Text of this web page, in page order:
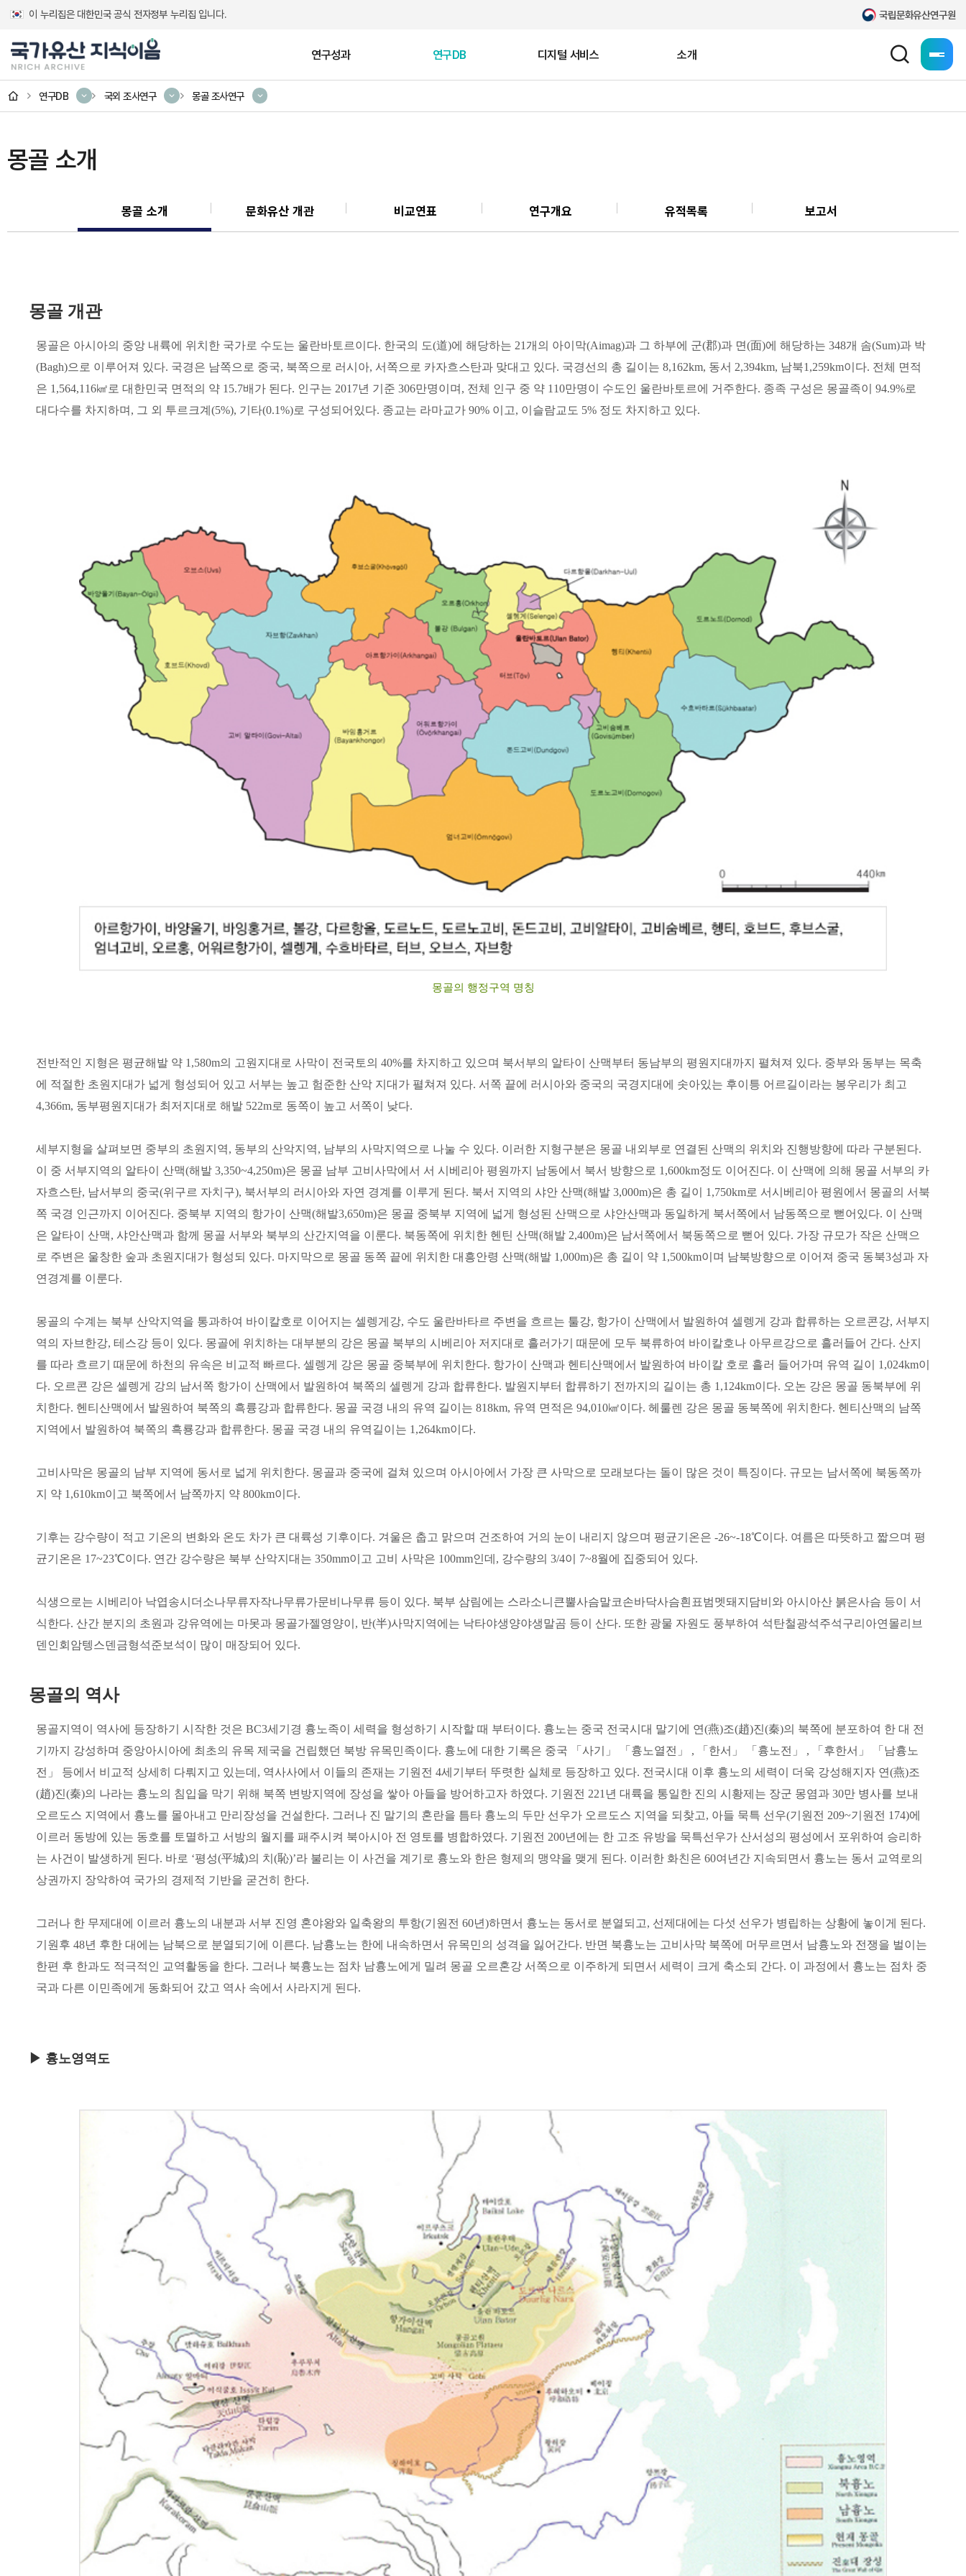
이 누리집은 대한민국 공식 전자정부 누리집 입니다. 국립문화유산연구원
연구성과
연구성과
연구DB
연구DB
북한 문화유산 조사연구 석조문화유산 보존관리 신라 문화유적
영산강유역 대형옹관 영산강유역 지석묘
한국고고학저널
향교건축
디지털 서비스
디지털 서비스
소개
소개
누리집
홈 연구DB 국외 조사연구 몽골 조사연구
몽골 소개
몽골 소개 문화유산 개관 비교연표 연구개요 유적목록 보고서
몽골 개관
몽골은 아시아의 중앙 내륙에 위치한 국가로 수도는 울란바토르이다. 한국의 도(道)에 해당하는 21개의 아이막(Aimag)과 그 하부에 군(郡)과 면(面)에 해당하는 348개 솜(Sum)과 박
(Bagh)으로 이루어져 있다. 국경은 남쪽으로 중국, 북쪽으로 러시아, 서쪽으로 카자흐스탄과 맞대고 있다. 국경선의 총 길이는 8,162km, 동서 2,394km, 남북1,259km이다. 전체 면적
은 1,564,116㎢로 대한민국 면적의 약 15.7배가 된다. 인구는 2017년 기준 306만명이며, 전체 인구 중 약 110만명이 수도인 울란바토르에 거주한다. 종족 구성은 몽골족이 94.9%로
대다수를 차지하며, 그 외 투르크계(5%), 기타(0.1%)로 구성되어있다. 종교는 라마교가 90% 이고, 이슬람교도 5% 정도 차지하고 있다.
몽골의 행정구역 명칭
전반적인 지형은 평균해발 약 1,580m의 고원지대로 사막이 전국토의 40%를 차지하고 있으며 북서부의 알타이 산맥부터 동남부의 평원지대까지 펼쳐져 있다. 중부와 동부는 목축
에 적절한 초원지대가 넓게 형성되어 있고 서부는 높고 험준한 산악 지대가 펼쳐져 있다. 서쪽 끝에 러시아와 중국의 국경지대에 솟아있는 후이틍 어르길이라는 봉우리가 최고
4,366m, 동부평원지대가 최저지대로 해발 522m로 동쪽이 높고 서쪽이 낮다.
세부지형을 살펴보면 중부의 초원지역, 동부의 산악지역, 남부의 사막지역으로 나눌 수 있다. 이러한 지형구분은 몽골 내외부로 연결된 산맥의 위치와 진행방향에 따라 구분된다.
이 중 서부지역의 알타이 산맥(해발 3,350~4,250m)은 몽골 남부 고비사막에서 서 시베리아 평원까지 남동에서 북서 방향으로 1,600km정도 이어진다. 이 산맥에 의해 몽골 서부의 카
자흐스탄, 남서부의 중국(위구르 자치구), 북서부의 러시아와 자연 경계를 이루게 된다. 북서 지역의 샤안 산맥(해발 3,000m)은 총 길이 1,750km로 서시베리아 평원에서 몽골의 서북
쪽 국경 인근까지 이어진다. 중북부 지역의 항가이 산맥(해발3,650m)은 몽골 중북부 지역에 넓게 형성된 산맥으로 샤안산맥과 동일하게 북서쪽에서 남동쪽으로 뻗어있다. 이 산맥
은 알타이 산맥, 샤안산맥과 함께 몽골 서부와 북부의 산간지역을 이룬다. 북동쪽에 위치한 헨틴 산맥(해발 2,400m)은 남서쪽에서 북동쪽으로 뻗어 있다. 가장 규모가 작은 산맥으
로 주변은 울창한 숲과 초원지대가 형성되 있다. 마지막으로 몽골 동쪽 끝에 위치한 대흥안령 산맥(해발 1,000m)은 총 길이 약 1,500km이며 남북방향으로 이어져 중국 동북3성과 자
연경계를 이룬다.
몽골의 수계는 북부 산악지역을 통과하여 바이칼호로 이어지는 셀렝게강, 수도 울란바타르 주변을 흐르는 툴강, 항가이 산맥에서 발원하여 셀렝게 강과 합류하는 오르콘강, 서부지
역의 자브한강, 테스강 등이 있다. 몽골에 위치하는 대부분의 강은 몽골 북부의 시베리아 저지대로 흘러가기 때문에 모두 북류하여 바이칼호나 아무르강으로 흘러들어 간다. 산지
를 따라 흐르기 때문에 하천의 유속은 비교적 빠르다. 셀렝게 강은 몽골 중북부에 위치한다. 항가이 산맥과 헨티산맥에서 발원하여 바이칼 호로 흘러 들어가며 유역 길이 1,024km이
다. 오르콘 강은 셀렝게 강의 남서쪽 항가이 산맥에서 발원하여 북쪽의 셀렝게 강과 합류한다. 발원지부터 합류하기 전까지의 길이는 총 1,124km이다. 오논 강은 몽골 동북부에 위
치한다. 헨티산맥에서 발원하여 북쪽의 흑륭강과 합류한다. 몽골 국경 내의 유역 길이는 818km, 유역 면적은 94,010㎢이다. 헤룰렌 강은 몽골 동북쪽에 위치한다. 헨티산맥의 남쪽
지역에서 발원하여 북쪽의 흑룡강과 합류한다. 몽골 국경 내의 유역길이는 1,264km이다.
고비사막은 몽골의 남부 지역에 동서로 넓게 위치한다. 몽골과 중국에 걸쳐 있으며 아시아에서 가장 큰 사막으로 모래보다는 돌이 많은 것이 특징이다. 규모는 남서쪽에 북동쪽까
지 약 1,610km이고 북쪽에서 남쪽까지 약 800km이다.
기후는 강수량이 적고 기온의 변화와 온도 차가 큰 대륙성 기후이다. 겨울은 춥고 맑으며 건조하여 거의 눈이 내리지 않으며 평균기온은 -26~-18℃이다. 여름은 따뜻하고 짧으며 평
균기온은 17~23℃이다. 연간 강수량은 북부 산악지대는 350mm이고 고비 사막은 100mm인데, 강수량의 3/4이 7~8월에 집중되어 있다.
식생으로는 시베리아 낙엽송시더소나무류자작나무류가문비나무류 등이 있다. 북부 삼림에는 스라소니큰뿔사슴말코손바닥사슴흰표범멧돼지담비와 아시아산 붉은사슴 등이 서
식한다. 산간 분지의 초원과 강유역에는 마못과 몽골가젤영양이, 반(半)사막지역에는 낙타야생양야생말곰 등이 산다. 또한 광물 자원도 풍부하여 석탄철광석주석구리아연몰리브
덴인회암텡스덴금형석준보석이 많이 매장되어 있다.
몽골의 역사
몽골지역이 역사에 등장하기 시작한 것은 BC3세기경 흉노족이 세력을 형성하기 시작할 때 부터이다. 흉노는 중국 전국시대 말기에 연(燕)조(趙)진(秦)의 북쪽에 분포하여 한 대 전
기까지 강성하며 중앙아시아에 최초의 유목 제국을 건립했던 북방 유목민족이다. 흉노에 대한 기록은 중국 「사기」 「흉노열전」 , 「한서」 「흉노전」 , 「후한서」 「남흉노
전」 등에서 비교적 상세히 다뤄지고 있는데, 역사사에서 이들의 존재는 기원전 4세기부터 뚜렷한 실체로 등장하고 있다. 전국시대 이후 흉노의 세력이 더욱 강성해지자 연(燕)조
(趙)진(秦)의 나라는 흉노의 침입을 막기 위해 북쪽 변방지역에 장성을 쌓아 아들을 방어하고자 하였다. 기원전 221년 대륙을 통일한 진의 시황제는 장군 몽염과 30만 병사를 보내
오르도스 지역에서 흉노를 몰아내고 만리장성을 건설한다. 그러나 진 말기의 혼란을 틈타 흉노의 두만 선우가 오르도스 지역을 되찾고, 아들 묵특 선우(기원전 209~기원전 174)에
이르러 동방에 있는 동호를 토멸하고 서방의 월지를 패주시켜 북아시아 전 영토를 병합하였다. 기원전 200년에는 한 고조 유방을 묵특선우가 산서성의 평성에서 포위하여 승리하
는 사건이 발생하게 된다. 바로 ‘평성(平城)의 치(恥)’라 불리는 이 사건을 계기로 흉노와 한은 형제의 맹약을 맺게 된다. 이러한 화친은 60여년간 지속되면서 흉노는 동서 교역로의
상권까지 장악하여 국가의 경제적 기반을 굳건히 한다.
그러나 한 무제대에 이르러 흉노의 내분과 서부 진영 혼야왕와 일축왕의 투항(기원전 60년)하면서 흉노는 동서로 분열되고, 선제대에는 다섯 선우가 병립하는 상황에 놓이게 된다.
기원후 48년 후한 대에는 남북으로 분열되기에 이른다. 남흉노는 한에 내속하면서 유목민의 성격을 잃어간다. 반면 북흉노는 고비사막 북쪽에 머무르면서 남흉노와 전쟁을 벌이는
한편 후 한과도 적극적인 교역활동을 한다. 그러나 북흉노는 점차 남흉노에게 밀려 몽골 오르혼강 서쪽으로 이주하게 되면서 세력이 크게 축소되 간다. 이 과정에서 흉노는 점차 중
국과 다른 이민족에게 동화되어 갔고 역사 속에서 사라지게 된다.
▶ 흉노영역도